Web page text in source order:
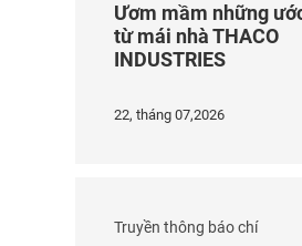
Ươm mầm những
từ mái nhà THACO
INDUSTRIES
22, tháng 07,2026
Truyền thông báo chí